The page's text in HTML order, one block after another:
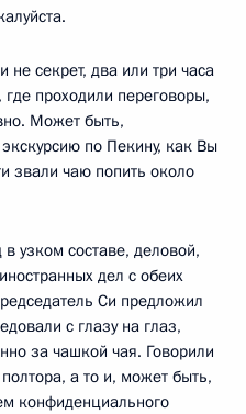
не секрет, два или три часа
проходили переговоры,
Может быть,
по Пекину, как Вы
звали чаю попить около
узком составе, деловой,
дел с обеих
Си предложил
с глазу на глаз,
за чашкой чая. Говорили
а то и, может быть,
конфиденциального